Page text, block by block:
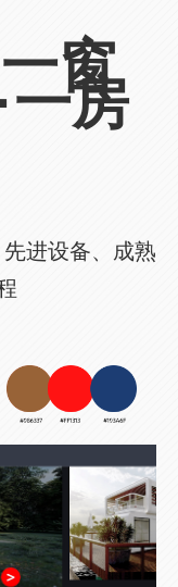
一房
、成熟